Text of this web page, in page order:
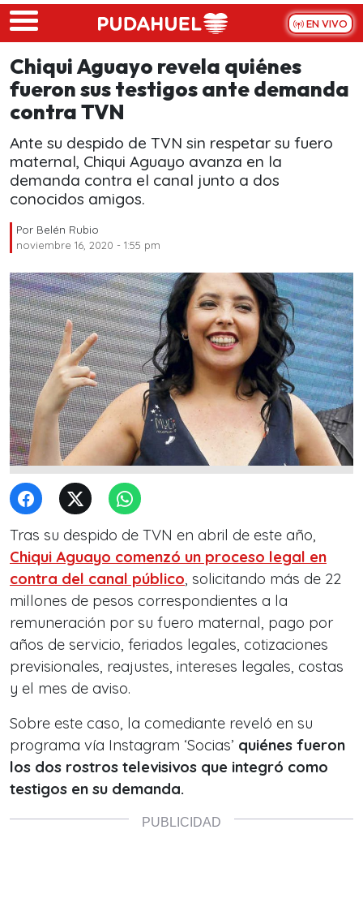
Skip to main content
EN VIVO
Chiqui Aguayo revela quiénes
fueron sus testigos ante demanda
contra TVN
Ante su despido de TVN sin respetar su fuero
maternal, Chiqui Aguayo avanza en la
demanda contra el canal junto a dos
conocidos amigos.
Por Belén Rubio
noviembre 16, 2020 - 1:55 pm
Tras su despido de TVN en abril de este año,
Chiqui Aguayo comenzó un proceso legal en
contra del canal público, solicitando más de 22
millones de pesos correspondientes a la
remuneración por su fuero maternal, pago por
años de servicio, feriados legales, cotizaciones
previsionales, reajustes, intereses legales, costas
y el mes de aviso.
Sobre este caso, la comediante reveló en su
programa vía Instagram ‘Socias’ quiénes fueron
los dos rostros televisivos que integró como
testigos en su demanda.